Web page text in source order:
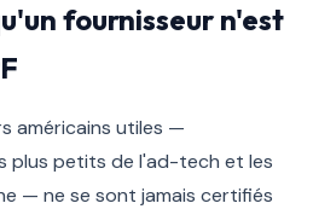
fournisseur n'est
américains utiles —
plus petits de l'ad-tech et les
— ne se sont jamais certifiés